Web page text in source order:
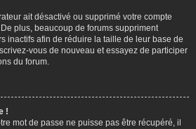
ait désactivé ou supprimé votre compte
plus, beaucoup de forums suppriment
inactifs afin de réduire la taille de leur base de
vous de nouveau et essayez de participer
du forum.
!
mot de passe ne puisse pas être récupéré, il